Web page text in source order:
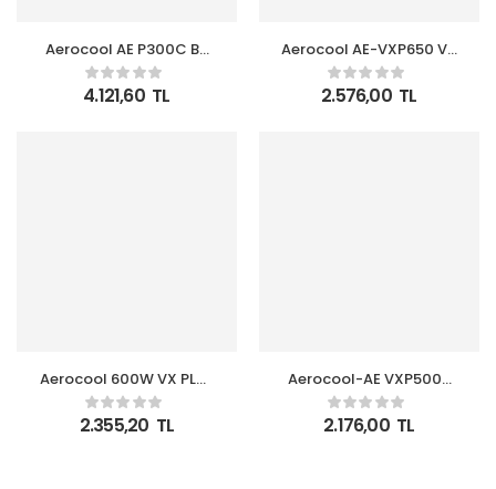
Aerocool AE P300C BK
3x12cm Mirror A-RGB
Fanlı, Panoramik
Tempered Panel, mATX
4.121,60 TL
Aerocool AE-VXP650 VX
Plus 650W Güç Kaynağı
2.576,00 TL
Aerocool 600W VX PLUS
Serisi Aktif PFC Güç
Kaynağı (AE-VXP600)
2.355,20 TL
Aerocool-AE VXP500A
VX Plus 500W 38A@12V
Aktif PFC Güç Kaynağı
2.176,00 TL